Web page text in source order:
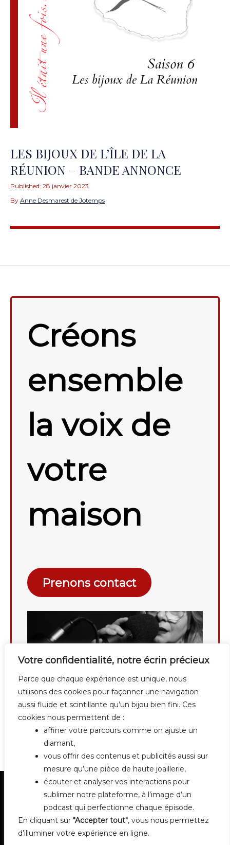
Votre confidentialité, notre écrin précieux
Parce que chaque expérience est unique, nous
utilisons des cookies pour façonner une navigation
aussi fluide et scintillante qu’un bijou bien fini. Ces
cookies nous permettent de :
affiner votre parcours comme on ajuste un
diamant,
vous offrir des contenus et publicités aussi sur
mesure qu’une pièce de haute joaillerie,
écouter et analyser vos interactions pour
sublimer notre plateforme, à l’image d’un
podcast qui perfectionne chaque épisode.
En cliquant sur "Accepter tout", vous nous permettez
d’illuminer votre expérience en ligne.
LES BIJOUX DE L’ÎLE DE LA
RÉUNION – BANDE ANNONCE
Published: 28 janvier 2023
By Anne Desmarest de Jotemps
Créons
ensemble
la voix de
votre
maison
Prenons contact
Contact Mentions légales